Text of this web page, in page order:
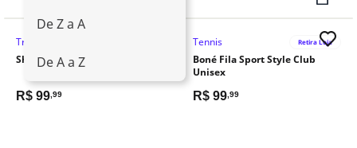
De Z a A
De A a Z
Treino E Academia
Shorts Fila Flat Life Feminino
R$ 99 ,99
Tennis Retira Loja
Boné Fila Sport Style Club
Unisex
R$ 99,99